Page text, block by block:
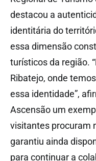
destacou a
identitária do
essa dimensão
turísticos da região.
Ribatejo, onde
essa identidade”,
Ascensão um
visitantes procuram
garantiu ainda
para continuar a